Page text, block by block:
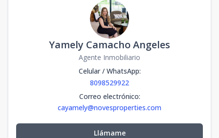
Yamely Camacho Angeles
Agente Inmobiliario
Celular / WhatsApp:
8098529922
Correo electrónico:
cayamely@novesproperties.com
Llámame